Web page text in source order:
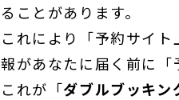
ることがあります。
これにより「予約サイ
報があなたに届く前に「
これが「ダブルブッキン